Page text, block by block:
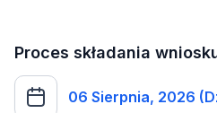
Proces składania
06 Sierpnia, 2026